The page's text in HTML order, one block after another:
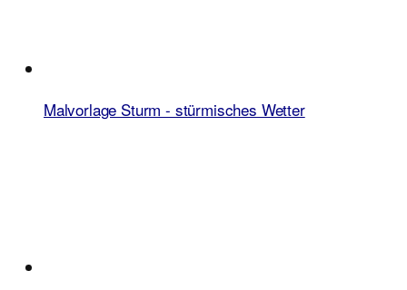
Malvorlage Sturm - stürmisches Wetter